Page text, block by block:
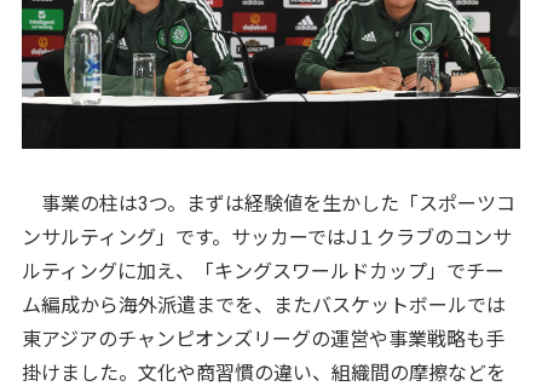
事業の柱は3つ。まずは経験値を生かした「スポーツコ
ンサルティング」です。サッカーではJ１クラブのコンサ
ルティングに加え、「キングスワールドカップ」でチー
ム編成から海外派遣までを、またバスケットボールでは
東アジアのチャンピオンズリーグの運営や事業戦略も手
掛けました。文化や商習慣の違い、組織間の摩擦などを